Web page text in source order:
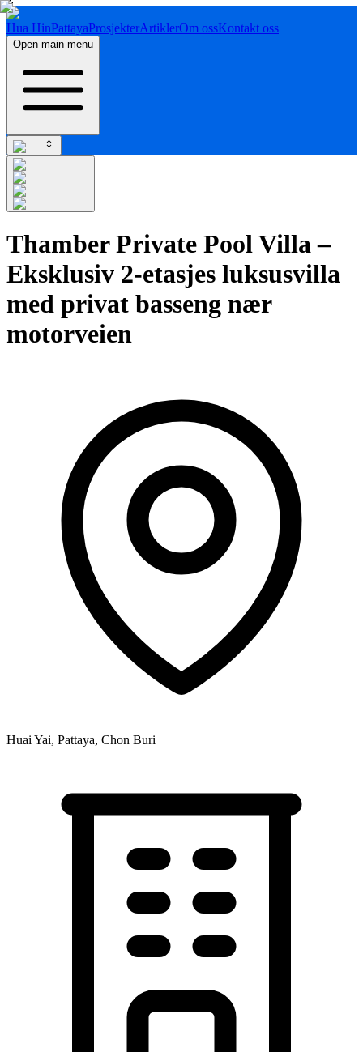
Hua HinPattayaProsjekterArtiklerOm ossKontakt oss
Open main menu
Thamber Private Pool Villa –
Eksklusiv 2-etasjes luksusvilla
med privat basseng nær
motorveien
Huai Yai, Pattaya, Chon Buri